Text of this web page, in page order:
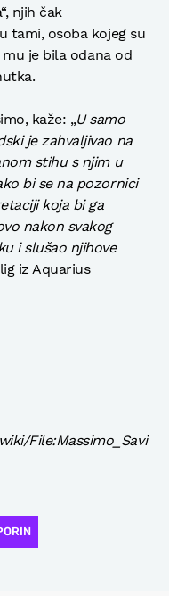
njih čak
tami, osoba kojeg su
je bila odana od
kaže: „U samo
je zahvaljivao na
stihu s njim u
bi se na pozornici
koja bi ga
nakon svakog
i slušao njihove
iz Aquarius
File:Massimo_Savi